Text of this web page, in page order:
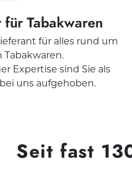
Tabakwaren
für alles rund um
Tabakwaren.
Expertise sind Sie als
uns aufgehoben.
Seit fast